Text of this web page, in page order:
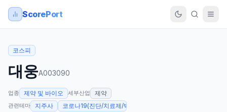
ScorePort
코스피
대웅A003090
업종 제약 및 바이오 세부산업 제약
관련테마 지주사
코로나19(진단/치료제/백신 개발 등)